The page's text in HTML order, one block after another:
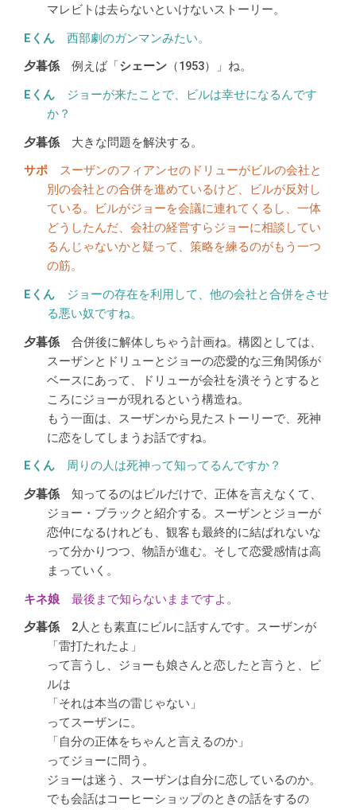
マレビトは去らないといけないストーリー。
西部劇のガンマンみたい。
例えば「 シェーン （1953）」ね。
ジョーが来たことで、ビルは幸せになるんです
か？
大きな問題を解決する。
スーザンのフィアンセのドリューがビルの会社と
別の会社との合併を進めているけど、ビルが反対し
ている。ビルがジョーを会議に連れてくるし、一体
どうしたんだ、会社の経営すらジョーに相談してい
るんじゃないかと疑って、策略を練るのがもう一つ
の筋。
ジョーの存在を利用して、他の会社と合併をさせ
る悪い奴ですね。
合併後に解体しちゃう計画ね。構図としては、
スーザンとドリューとジョーの恋愛的な三角関係が
ベースにあって、ドリューが会社を潰そうとすると
ころにジョーが現れるという構造ね。
もう一面は、スーザンから見たストーリーで、死神
に恋をしてしまうお話ですね。
周りの人は死神って知ってるんですか？
知ってるのはビルだけで、正体を言えなくて、
ジョー・ブラックと紹介する。スーザンとジョーが
恋仲になるけれども、観客も最終的に結ばれないな
って分かりつつ、物語が進む。そして恋愛感情は高
まっていく。
最後まで知らないままですよ。
2人とも素直にビルに話すんです。スーザンが
「雷打たれたよ」
って言うし、ジョーも娘さんと恋したと言うと、ビ
ルは
「それは本当の雷じゃない」
ってスーザンに。
「自分の正体をちゃんと言えるのか」
ってジョーに問う。
ジョーは迷う、スーザンは自分に恋しているのか。
でも会話はコーヒーショップのときの話をするの